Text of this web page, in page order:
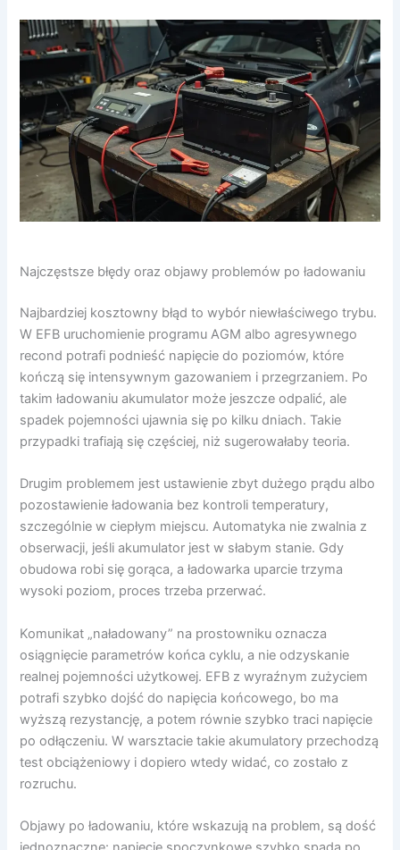
Najczęstsze błędy oraz objawy problemów po ładowaniu
Najbardziej kosztowny błąd to wybór niewłaściwego trybu.
W EFB uruchomienie programu AGM albo agresywnego
recond potrafi podnieść napięcie do poziomów, które
kończą się intensywnym gazowaniem i przegrzaniem. Po
takim ładowaniu akumulator może jeszcze odpalić, ale
spadek pojemności ujawnia się po kilku dniach. Takie
przypadki trafiają się częściej, niż sugerowałaby teoria.
Drugim problemem jest ustawienie zbyt dużego prądu albo
pozostawienie ładowania bez kontroli temperatury,
szczególnie w ciepłym miejscu. Automatyka nie zwalnia z
obserwacji, jeśli akumulator jest w słabym stanie. Gdy
obudowa robi się gorąca, a ładowarka uparcie trzyma
wysoki poziom, proces trzeba przerwać.
Komunikat „naładowany” na prostowniku oznacza
osiągnięcie parametrów końca cyklu, a nie odzyskanie
realnej pojemności użytkowej. EFB z wyraźnym zużyciem
potrafi szybko dojść do napięcia końcowego, bo ma
wyższą rezystancję, a potem równie szybko traci napięcie
po odłączeniu. W warsztacie takie akumulatory przechodzą
test obciążeniowy i dopiero wtedy widać, co zostało z
rozruchu.
Objawy po ładowaniu, które wskazują na problem, są dość